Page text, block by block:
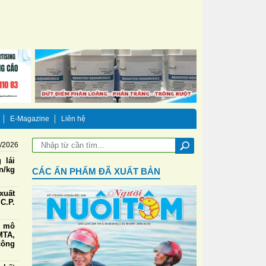
E-Magazine Liên hệ
2026
lái
kg
mô
CÁC ẤN PHẨM ĐÃ XUẤT BẢN